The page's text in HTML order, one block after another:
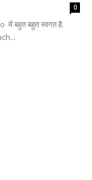
0
में बहुत बहुत स्वगत है.